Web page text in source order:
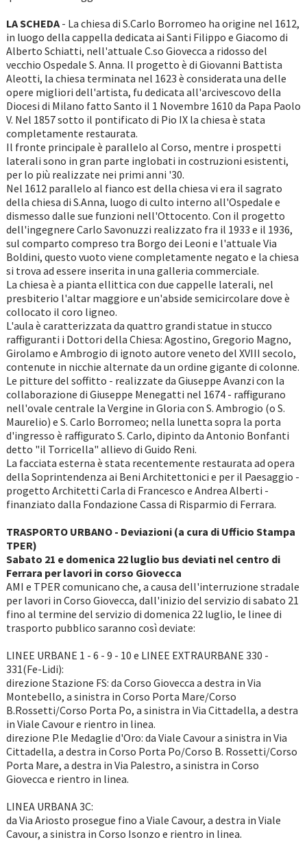
LA SCHEDA- La chiesa di S.Carlo Borromeo ha origine nel 1612,
in luogo della cappella dedicata ai Santi Filippo e Giacomo di
Alberto Schiatti, nell'attuale C.so Giovecca a ridosso del
vecchio Ospedale S. Anna. Il progetto è di Giovanni Battista
Aleotti, la chiesa terminata nel 1623 è considerata una delle
opere migliori dell'artista, fu dedicata all'arcivescovo della
Diocesi di Milano fatto Santo il 1 Novembre 1610 da Papa Paolo
V. Nel 1857 sotto il pontificato di Pio IX la chiesa è stata
completamente restaurata.
Il fronte principale è parallelo al Corso, mentre i prospetti
laterali sono in gran parte inglobati in costruzioni esistenti,
per lo più realizzate nei primi anni '30.
Nel 1612 parallelo al fianco est della chiesa vi era il sagrato
della chiesa di S.Anna, luogo di culto interno all'Ospedale e
dismesso dalle sue funzioni nell'Ottocento. Con il progetto
dell'ingegnere Carlo Savonuzzi realizzato fra il 1933 e il 1936,
sul comparto compreso tra Borgo dei Leoni e l'attuale Via
Boldini, questo vuoto viene completamente negato e la chiesa
si trova ad essere inserita in una galleria commerciale.
La chiesa è a pianta ellittica con due cappelle laterali, nel
presbiterio l'altar maggiore e un'abside semicircolare dove è
collocato il coro ligneo.
L'aula è caratterizzata da quattro grandi statue in stucco
raffiguranti i Dottori della Chiesa: Agostino, Gregorio Magno,
Girolamo e Ambrogio di ignoto autore veneto del XVIII secolo,
contenute in nicchie alternate da un ordine gigante di colonne.
Le pitture del soffitto - realizzate da Giuseppe Avanzi con la
collaborazione di Giuseppe Menegatti nel 1674 - raffigurano
nell'ovale centrale la Vergine in Gloria con S. Ambrogio (o S.
Maurelio) e S. Carlo Borromeo; nella lunetta sopra la porta
d'ingresso è raffigurato S. Carlo, dipinto da Antonio Bonfanti
detto "il Torricella" allievo di Guido Reni.
La facciata esterna è stata recentemente restaurata ad opera
della Soprintendenza ai Beni Architettonici e per il Paesaggio -
progetto Architetti Carla di Francesco e Andrea Alberti -
finanziato dalla Fondazione Cassa di Risparmio di Ferrara.
TRASPORTO URBANO - Deviazioni (a cura di Ufficio Stampa
TPER)
Sabato 21 e domenica 22 luglio bus deviati nel centro di
Ferrara per lavori in corso Giovecca
AMI e TPER comunicano che, a causa dell'interruzione stradale
per lavori in Corso Giovecca, dall'inizio del servizio di sabato 21
fino al termine del servizio di domenica 22 luglio, le linee di
trasporto pubblico saranno così deviate:
LINEE URBANE 1 - 6 - 9 - 10 e LINEE EXTRAURBANE 330 -
331(Fe-Lidi):
direzione Stazione FS: da Corso Giovecca a destra in Via
Montebello, a sinistra in Corso Porta Mare/Corso
B.Rossetti/Corso Porta Po, a sinistra in Via Cittadella, a destra
in Viale Cavour e rientro in linea.
direzione P.le Medaglie d'Oro: da Viale Cavour a sinistra in Via
Cittadella, a destra in Corso Porta Po/Corso B. Rossetti/Corso
Porta Mare, a destra in Via Palestro, a sinistra in Corso
Giovecca e rientro in linea.
LINEA URBANA 3C:
da Via Ariosto prosegue fino a Viale Cavour, a destra in Viale
Cavour, a sinistra in Corso Isonzo e rientro in linea.